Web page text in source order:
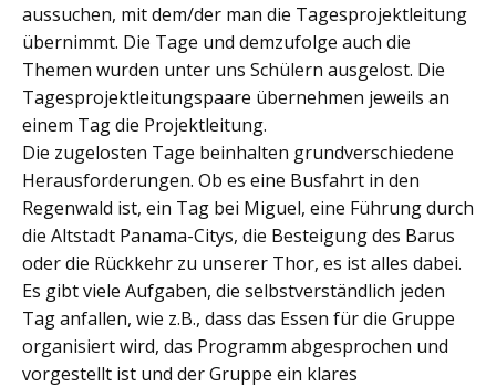
aussuchen, mit dem/der man die Tagesprojektleitung
übernimmt. Die Tage und demzufolge auch die
Themen wurden unter uns Schülern ausgelost. Die
Tagesprojektleitungspaare übernehmen jeweils an
einem Tag die Projektleitung.
Die zugelosten Tage beinhalten grundverschiedene
Herausforderungen. Ob es eine Busfahrt in den
Regenwald ist, ein Tag bei Miguel, eine Führung durch
die Altstadt Panama-Citys, die Besteigung des Barus
oder die Rückkehr zu unserer Thor, es ist alles dabei.
Es gibt viele Aufgaben, die selbstverständlich jeden
Tag anfallen, wie z.B., dass das Essen für die Gruppe
organisiert wird, das Programm abgesprochen und
vorgestellt ist und der Gruppe ein klares